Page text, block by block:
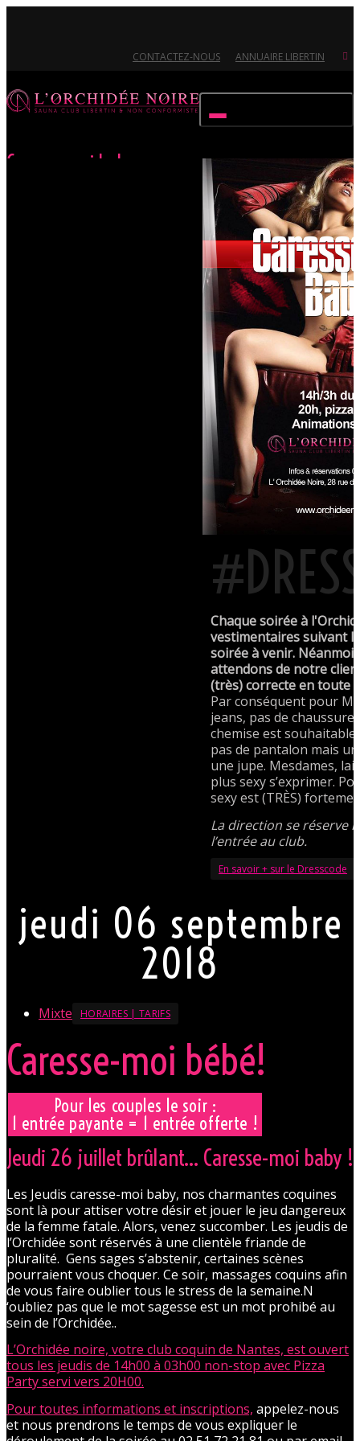
CONTACTEZ-NOUS ANNUAIRE LIBERTIN
Caresse-moi baby
Ouvert 7/7 - Pour toutes informations, contactez-nous au 02.51.72.21.81
Chaque soirée à
vestimentaires suivant
soirée à venir.
attendons de notre
(très) correcte en toute
Par conséquent pour
jeans, pas de
chemise est
pas de pantalon mais
une jupe. Mesdames,
plus sexy s’exprimer.
sexy est (TRÈS)
La direction se réserve
l’entrée au club.
En savoir + sur le Dresscode
jeudi 06 septembre
2018
Mixte HORAIRES | TARIFS
Caresse-moi bébé!
Pour les couples le soir :
1 entrée payante = 1 entrée offerte !
Jeudi 26 juillet brûlant… Caresse-moi baby !
Les Jeudis caresse-moi baby, nos charmantes coquines
sont là pour attiser votre désir et jouer le jeu dangereux
de la femme fatale. Alors, venez succomber. Les jeudis de
l’Orchidée sont réservés à une clientèle friande de
pluralité. Gens sages s’abstenir, certaines scènes
pourraient vous choquer. Ce soir, massages coquins afin
de vous faire oublier tous le stress de la semaine.N
‘oubliez pas que le mot sagesse est un mot prohibé au
sein de l’Orchidée..
L’Orchidée noire, votre club coquin de Nantes, est ouvert
tous les jeudis de 14h00 à 03h00 non-stop avec Pizza
Party servi vers 20H00.
Pour toutes informations et inscriptions, appelez-nous
et nous prendrons le temps de vous expliquer le